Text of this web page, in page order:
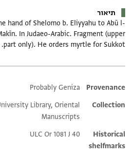
תיאור
hand of Shelomo b. Eliyyahu to Abū l-
In Judaeo-Arabic. Fragment (upper
part only). He orders myrtle for Sukkot.
Additional metadata
Provenance
Probably Geniza
Collection
Library, Oriental
Manuscripts
Historical
shelfmarks
ULC Or 1081 J 40